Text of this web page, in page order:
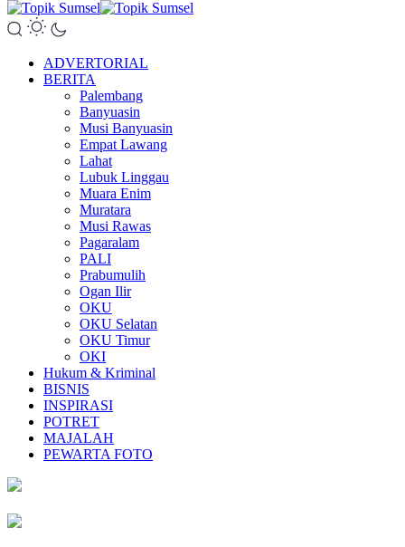
ADVERTORIAL
BERITA
Palembang
Banyuasin
Musi Banyuasin
Empat Lawang
Lahat
Lubuk Linggau
Muara Enim
Muratara
Musi Rawas
Pagaralam
PALI
Prabumulih
Ogan Ilir
OKU
OKU Selatan
OKU Timur
OKI
Hukum & Kriminal
BISNIS
INSPIRASI
POTRET
MAJALAH
PEWARTA FOTO